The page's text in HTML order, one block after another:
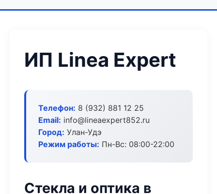
ИП Linea Expert
Телефон: 8 (932) 881 12 25
Email: info@lineaexpert852.ru
Город: Улан-Удэ
Режим работы: Пн-Вс: 08:00-22:00
Стекла и оптика в